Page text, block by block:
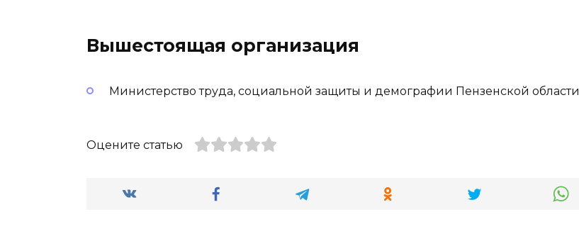
Вышестоящая организация
Министерство труда, социальной защиты и демографии Пензенской области
Оцените статью